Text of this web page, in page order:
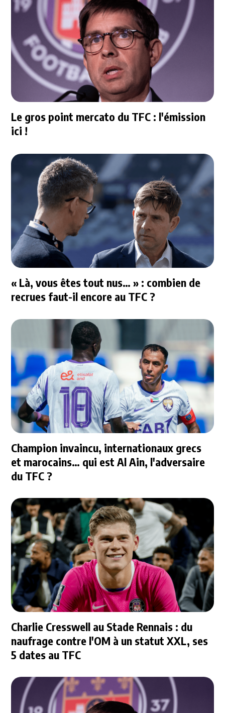
Le gros point mercato du TFC : l'émission
ici !
« Là, vous êtes tout nus… » : combien de
recrues faut-il encore au TFC ?
Champion invaincu, internationaux grecs
et marocains… qui est Al Ain, l'adversaire
du TFC ?
Charlie Cresswell au Stade Rennais : du
naufrage contre l'OM à un statut XXL, ses
5 dates au TFC